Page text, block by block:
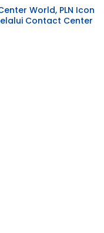
World, PLN Icon
Contact Center